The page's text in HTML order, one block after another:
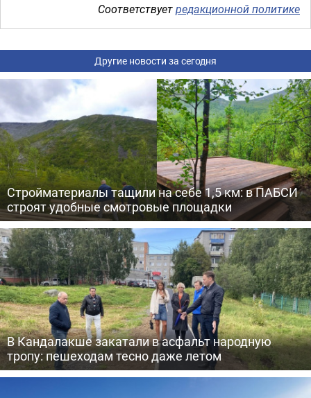
Соответствуетредакционной политике
Другие новости за сегодня
Стройматериалы тащили на себе 1,5 км: в ПАБСИ
строят удобные смотровые площадки
В Кандалакше закатали в асфальт народную
тропу: пешеходам тесно даже летом